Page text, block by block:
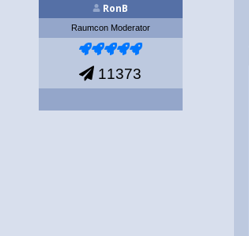
RonB
Raumcon Moderator
11373